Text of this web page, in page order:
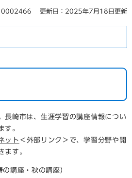
0002466 更新日：2025年7月18日更新
長崎市は、生涯学習の講座情報につい
す。
ット ＜外部リンク＞ で、学習分野や開
ます。
講座・秋の講座）